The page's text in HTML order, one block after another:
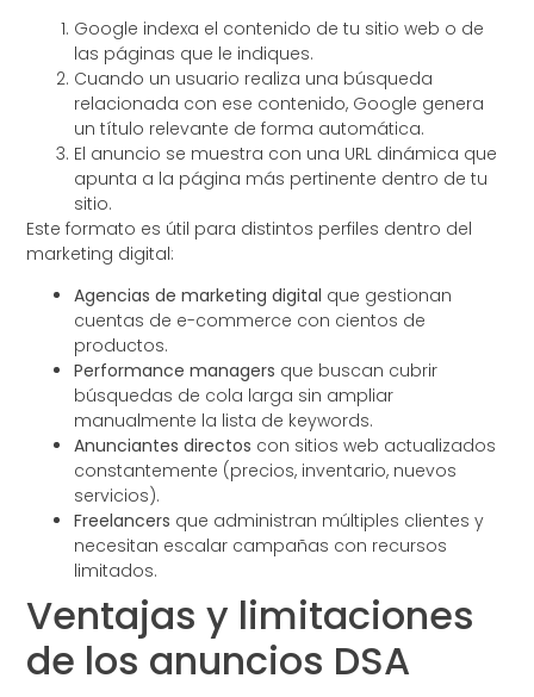
Google indexa el contenido de tu sitio web o de
las páginas que le indiques.
Cuando un usuario realiza una búsqueda
relacionada con ese contenido, Google genera
un título relevante de forma automática.
El anuncio se muestra con una URL dinámica que
apunta a la página más pertinente dentro de tu
sitio.
Este formato es útil para distintos perfiles dentro del
marketing digital:
Agencias de marketing digital que gestionan
cuentas de e-commerce con cientos de
productos.
Performance managers que buscan cubrir
búsquedas de cola larga sin ampliar
manualmente la lista de keywords.
Anunciantes directos con sitios web actualizados
constantemente (precios, inventario, nuevos
servicios).
Freelancers que administran múltiples clientes y
necesitan escalar campañas con recursos
limitados.
Ventajas y limitaciones
de los anuncios DSA